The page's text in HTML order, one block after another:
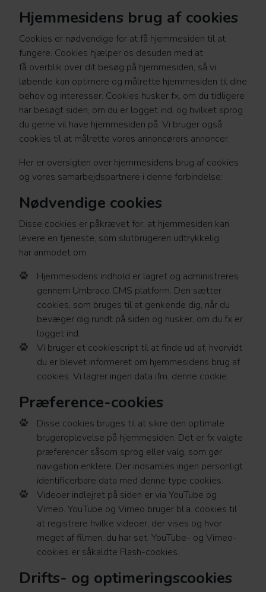
Hjemmesidens brug af cookies
Cookies er nødvendige for at få hjemmesiden til at
fungere. Cookies hjælper os desuden med at
få overblik over dit besøg på hjemmesiden, så vi
løbende kan optimere og målrette hjemmesiden til dine
behov og interesser. Cookies husker fx, om du tidligere
har besøgt siden, om du er logget ind, og hvilket sprog
du gerne vil have hjemmesiden på. Vi bruger også
cookies til at målrette vores annoncørers annoncer.
Her er oversigten over hjemmesidens brug af cookies
og vores samarbejdspartnere i denne forbindelse:
Nødvendige cookies
Disse cookies er påkrævet for, at hjemmesiden kan
levere en tjeneste, som slutbrugeren udtrykkelig
har anmodet om.
Hjemmesidens indhold er lagret og administreres
gennem Umbraco CMS platform. Den sætter
cookies, som bruges til at genkende dig, når du
bevæger dig rundt på siden og husker, om du fx er
logget ind.
Vi bruger et cookiescript til at finde ud af, hvorvidt
du er blevet informeret om hjemmesidens brug af
cookies. Vi lagrer ingen data ifm. denne cookie.
Præference-cookies
Disse cookies bruges til at sikre den optimale
brugeroplevelse på hjemmesiden. Det er fx valgte
præferencer såsom sprog eller valg, som gør
navigation enklere. Der indsamles ingen personligt
identificerbare data med denne type cookies.
Videoer indlejret på siden er via YouTube og
Vimeo. YouTube og Vimeo bruger bl.a. cookies til
at registrere hvilke videoer, der vises og hvor
meget af filmen, du har set. YouTube- og Vimeo-
cookies er såkaldte Flash-cookies.
Drifts- og optimeringscookies